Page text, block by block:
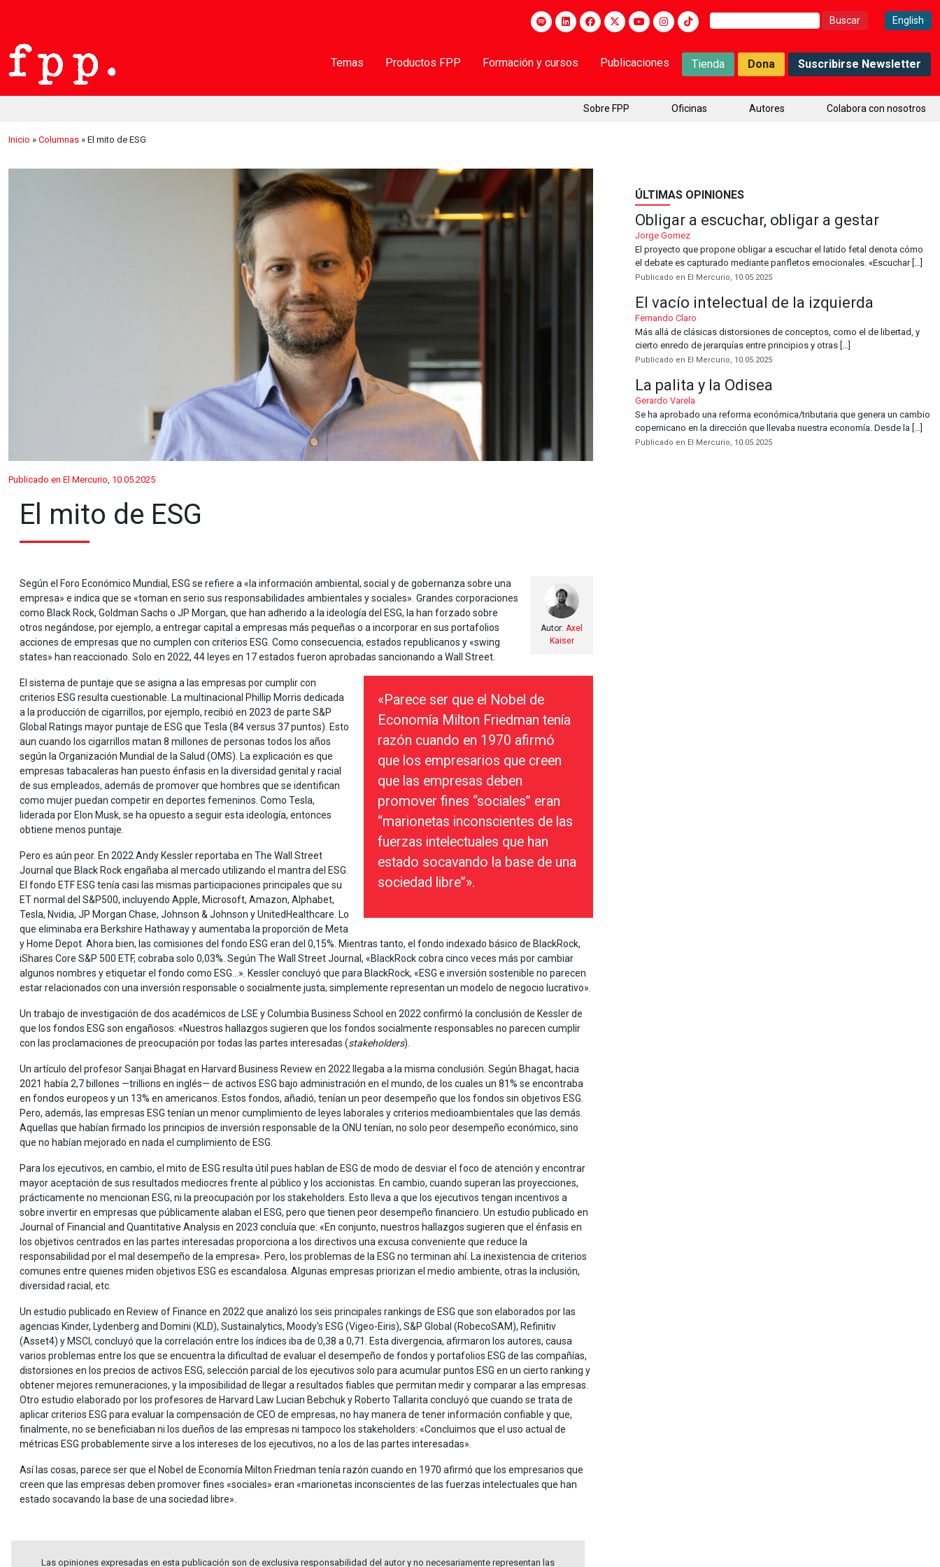
Buscar: English
Temas Productos FPP Formación y cursos Publicaciones Tienda Dona Suscribirse Newsletter
Sobre FPP Oficinas Autores Colabora con nosotros
Inicio » Columnas » El mito de ESG
Publicado en El Mercurio, 10.05.2025
El mito de ESG
Autor: Axel
Kaiser
Según el Foro Económico Mundial, ESG se refiere a «la información ambiental, social y de gobernanza sobre una
empresa» e indica que se «toman en serio sus responsabilidades ambientales y sociales». Grandes corporaciones
como Black Rock, Goldman Sachs o JP Morgan, que han adherido a la ideología del ESG, la han forzado sobre
otros negándose, por ejemplo, a entregar capital a empresas más pequeñas o a incorporar en sus portafolios
acciones de empresas que no cumplen con criterios ESG. Como consecuencia, estados republicanos y «swing
states» han reaccionado. Solo en 2022, 44 leyes en 17 estados fueron aprobadas sancionando a Wall Street.
«Parece ser que el Nobel de
Economía Milton Friedman tenía
razón cuando en 1970 afirmó
que los empresarios que creen
que las empresas deben
promover fines “sociales” eran
“marionetas inconscientes de las
fuerzas intelectuales que han
estado socavando la base de una
sociedad libre”».
El sistema de puntaje que se asigna a las empresas por cumplir con
criterios ESG resulta cuestionable. La multinacional Phillip Morris dedicada
a la producción de cigarrillos, por ejemplo, recibió en 2023 de parte S&P
Global Ratings mayor puntaje de ESG que Tesla (84 versus 37 puntos). Esto
aun cuando los cigarrillos matan 8 millones de personas todos los años
según la Organización Mundial de la Salud (OMS). La explicación es que
empresas tabacaleras han puesto énfasis en la diversidad genital y racial
de sus empleados, además de promover que hombres que se identifican
como mujer puedan competir en deportes femeninos. Como Tesla,
liderada por Elon Musk, se ha opuesto a seguir esta ideología, entonces
obtiene menos puntaje.
Pero es aún peor. En 2022 Andy Kessler reportaba en The Wall Street
Journal que Black Rock engañaba al mercado utilizando el mantra del ESG.
El fondo ETF ESG tenía casi las mismas participaciones principales que su
ET normal del S&P500, incluyendo Apple, Microsoft, Amazon, Alphabet,
Tesla, Nvidia, JP Morgan Chase, Johnson & Johnson y UnitedHealthcare. Lo
que eliminaba era Berkshire Hathaway y aumentaba la proporción de Meta
y Home Depot. Ahora bien, las comisiones del fondo ESG eran del 0,15%. Mientras tanto, el fondo indexado básico de BlackRock,
iShares Core S&P 500 ETF, cobraba solo 0,03%. Según The Wall Street Journal, «BlackRock cobra cinco veces más por cambiar
algunos nombres y etiquetar el fondo como ESG...». Kessler concluyó que para BlackRock, «ESG e inversión sostenible no parecen
estar relacionados con una inversión responsable o socialmente justa; simplemente representan un modelo de negocio lucrativo».
Un trabajo de investigación de dos académicos de LSE y Columbia Business School en 2022 confirmó la conclusión de Kessler de
que los fondos ESG son engañosos: «Nuestros hallazgos sugieren que los fondos socialmente responsables no parecen cumplir
con las proclamaciones de preocupación por todas las partes interesadas (stakeholders).
Un artículo del profesor Sanjai Bhagat en Harvard Business Review en 2022 llegaba a la misma conclusión. Según Bhagat, hacia
2021 había 2,7 billones —trillions en inglés— de activos ESG bajo administración en el mundo, de los cuales un 81% se encontraba
en fondos europeos y un 13% en americanos. Estos fondos, añadió, tenían un peor desempeño que los fondos sin objetivos ESG.
Pero, además, las empresas ESG tenían un menor cumplimiento de leyes laborales y criterios medioambientales que las demás.
Aquellas que habían firmado los principios de inversión responsable de la ONU tenían, no solo peor desempeño económico, sino
que no habían mejorado en nada el cumplimiento de ESG.
Para los ejecutivos, en cambio, el mito de ESG resulta útil pues hablan de ESG de modo de desviar el foco de atención y encontrar
mayor aceptación de sus resultados mediocres frente al público y los accionistas. En cambio, cuando superan las proyecciones,
prácticamente no mencionan ESG, ni la preocupación por los stakeholders. Esto lleva a que los ejecutivos tengan incentivos a
sobre invertir en empresas que públicamente alaban el ESG, pero que tienen peor desempeño financiero. Un estudio publicado en
Journal of Financial and Quantitative Analysis en 2023 concluía que: «En conjunto, nuestros hallazgos sugieren que el énfasis en
los objetivos centrados en las partes interesadas proporciona a los directivos una excusa conveniente que reduce la
responsabilidad por el mal desempeño de la empresa». Pero, los problemas de la ESG no terminan ahí. La inexistencia de criterios
comunes entre quienes miden objetivos ESG es escandalosa. Algunas empresas priorizan el medio ambiente, otras la inclusión,
diversidad racial, etc.
Un estudio publicado en Review of Finance en 2022 que analizó los seis principales rankings de ESG que son elaborados por las
agencias Kinder, Lydenberg and Domini (KLD), Sustainalytics, Moody's ESG (Vigeo-Eiris), S&P Global (RobecoSAM), Refinitiv
(Asset4) y MSCI, concluyó que la correlación entre los índices iba de 0,38 a 0,71. Esta divergencia, afirmaron los autores, causa
varios problemas entre los que se encuentra la dificultad de evaluar el desempeño de fondos y portafolios ESG de las compañías,
distorsiones en los precios de activos ESG, selección parcial de los ejecutivos solo para acumular puntos ESG en un cierto ranking y
obtener mejores remuneraciones, y la imposibilidad de llegar a resultados fiables que permitan medir y comparar a las empresas.
Otro estudio elaborado por los profesores de Harvard Law Lucian Bebchuk y Roberto Tallarita concluyó que cuando se trata de
aplicar criterios ESG para evaluar la compensación de CEO de empresas, no hay manera de tener información confiable y que,
finalmente, no se beneficiaban ni los dueños de las empresas ni tampoco los stakeholders: «Concluimos que el uso actual de
métricas ESG probablemente sirve a los intereses de los ejecutivos, no a los de las partes interesadas».
Así las cosas, parece ser que el Nobel de Economía Milton Friedman tenía razón cuando en 1970 afirmó que los empresarios que
creen que las empresas deben promover fines «sociales» eran «marionetas inconscientes de las fuerzas intelectuales que han
estado socavando la base de una sociedad libre».
Las opiniones expresadas en esta publicación son de exclusiva responsabilidad del autor y no necesariamente representan las
ÚLTIMAS OPINIONES
Obligar a escuchar, obligar a gestar
Jorge Gomez
El proyecto que propone obligar a escuchar el latido fetal denota cómo
el debate es capturado mediante panfletos emocionales. «Escuchar […]
Publicado en El Mercurio, 10.05.2025
El vacío intelectual de la izquierda
Fernando Claro
Más allá de clásicas distorsiones de conceptos, como el de libertad, y
cierto enredo de jerarquías entre principios y otras […]
Publicado en El Mercurio, 10.05.2025
La palita y la Odisea
Gerardo Varela
Se ha aprobado una reforma económica/tributaria que genera un cambio
copernicano en la dirección que llevaba nuestra economía. Desde la […]
Publicado en El Mercurio, 10.05.2025